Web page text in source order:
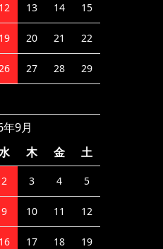
12 13 14 15
19 20 21 22
27 28 29
9月
木 金 土
2 3 4 5
9 10 11 12
16 17 18 19